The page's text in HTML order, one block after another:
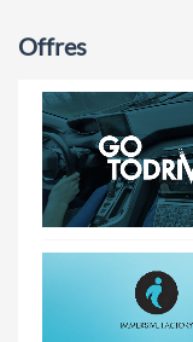
Offres